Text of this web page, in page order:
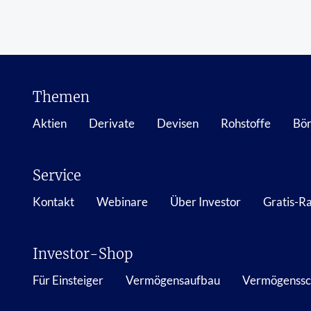
Themen
Aktien Derivate Devisen Rohstoffe
Service
Kontakt Webinare Über Investor Gratis-
Investor-Shop
Für Einsteiger Vermögensaufbau